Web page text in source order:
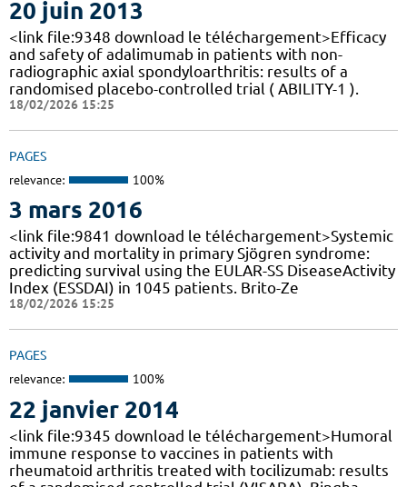
20 juin 2013
<link file:9348 download le téléchargement>Efficacy
and safety of adalimumab in patients with non-
radiographic axial spondyloarthritis: results of a
randomised placebo-controlled trial ( ABILITY-1 ).
18/02/2026 15:25
PAGES
relevance: 100%
3 mars 2016
<link file:9841 download le téléchargement>Systemic
activity and mortality in primary Sjögren syndrome:
predicting survival using the EULAR-SS DiseaseActivity
Index (ESSDAI) in 1045 patients. Brito-Ze
18/02/2026 15:25
PAGES
relevance: 100%
22 janvier 2014
<link file:9345 download le téléchargement>Humoral
immune response to vaccines in patients with
rheumatoid arthritis treated with tocilizumab: results